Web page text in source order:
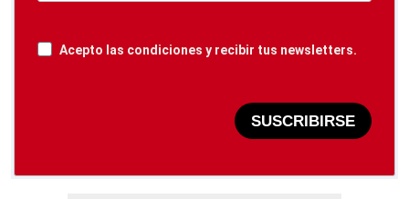
Acepto las condiciones y recibir tus newsletters.
SUSCRIBIRSE